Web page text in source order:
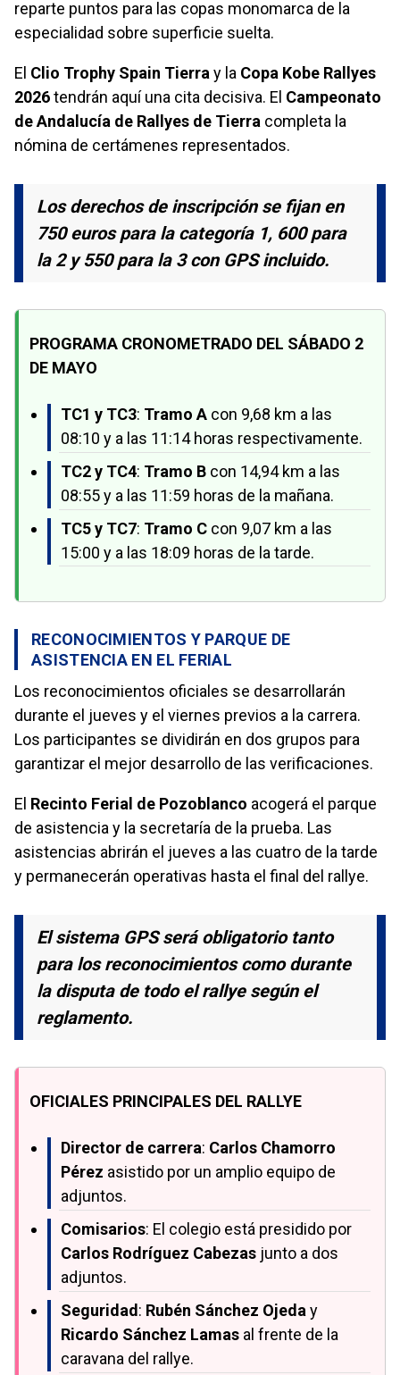
reparte puntos para las copas monomarca de la
especialidad sobre superficie suelta.
El Clio Trophy Spain Tierra y la Copa Kobe Rallyes
2026tendrán aquí una cita decisiva. El Campeonato
de Andalucía de Rallyes de Tierra completa la
nómina de certámenes representados.
Los derechos de inscripción se fijan en
750 euros para la categoría 1, 600 para
la 2 y 550 para la 3 con GPS incluido.
PROGRAMA CRONOMETRADO DEL SÁBADO 2
DE MAYO
TC1 y TC3: Tramo A con 9,68 km a las
08:10 y a las 11:14 horas respectivamente.
TC2y TC4: Tramo B con 14,94 km a las
08:55 y a las 11:59 horas de la mañana.
TC5y TC7: Tramo C con 9,07 km a las
15:00 y a las 18:09 horas de la tarde.
RECONOCIMIENTOS Y PARQUE DE
ASISTENCIA EN EL FERIAL
Los reconocimientos oficiales se desarrollarán
durante el jueves y el viernes previos a la carrera.
Los participantes se dividirán en dos grupos para
garantizar el mejor desarrollo de las verificaciones.
El Recinto Ferial de Pozoblanco acogerá el parque
de asistencia y la secretaría de la prueba. Las
asistencias abrirán el jueves a las cuatro de la tarde
y permanecerán operativas hasta el final del rallye.
El sistema GPS será obligatorio tanto
para los reconocimientos como durante
la disputa de todo el rallye según el
reglamento.
OFICIALES PRINCIPALES DEL RALLYE
Director de carrera: Carlos Chamorro
Pérez asistido por un amplio equipo de
adjuntos.
Comisarios: El colegio está presidido por
Carlos Rodríguez Cabezas junto a dos
adjuntos.
Seguridad : Rubén Sánchez Ojeda y
Ricardo Sánchez Lamas al frente de la
caravana del rallye.